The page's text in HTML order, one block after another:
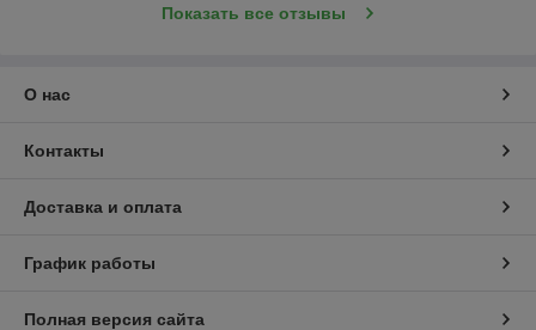
Показать все отзывы
О нас
Контакты
Доставка и оплата
График работы
Полная версия сайта